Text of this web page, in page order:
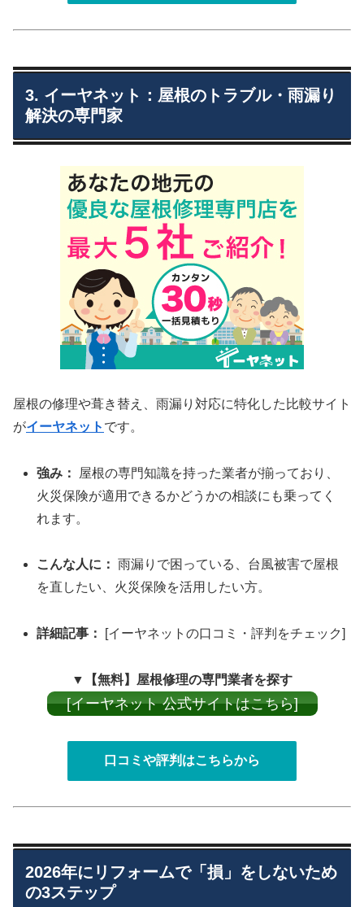
3. イーヤネット：屋根のトラブル・雨漏り
解決の専門家
屋根の修理や葺き替え、雨漏り対応に特化した比較サイト
がイーヤネット です。
強み：
屋根の専門知識を持った業者が揃っており、
火災保険が適用できるかどうかの相談にも乗ってく
れます。
こんな人に：
雨漏りで困っている、台風被害で屋根
を直したい、火災保険を活用したい方。
詳細記事： [イーヤネットの口コミ・評判をチェック]
▼【無料】屋根修理の専門業者を探す
[イーヤネット 公式サイトはこちら]
口コミや評判はこちらから
2026年にリフォームで「損」をしないため
の3ステップ